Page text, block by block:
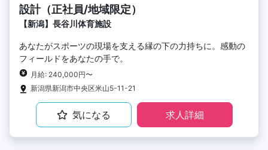
設計（正社員/地域限定）
【新潟】長谷川体育施設
あなたがスポーツの現場を支える縁の下の力持ちに。感動の
フィールドをあなたの手で。
月給: 240,000円〜
新潟県新潟市中央区米山5-11-21
気になる 求人詳細